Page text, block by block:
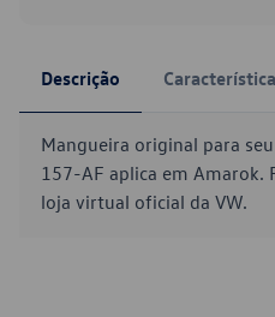
Descrição
Mangueira original para
157-AF aplica em Amarok.
loja virtual oficial da VW.